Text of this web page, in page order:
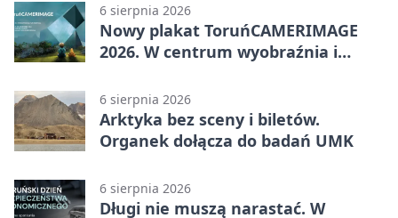
6 sierpnia 2026
Nowy plakat ToruńCAMERIMAGE
2026. W centrum wyobraźnia i
6 sierpnia 2026
Arktyka bez sceny i biletów.
Organek dołącza do badań UMK
6 sierpnia 2026
Długi nie muszą narastać. W